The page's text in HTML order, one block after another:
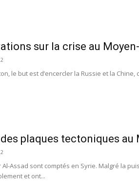
sur la crise au
le but est d’encercler la Russie et la
plaques tectoniques au
Assad sont comptés en Syrie. Malgré la
et ont...